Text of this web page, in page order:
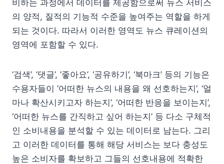
비하는 과정에서 데이터를 제공함으로써 뉴스 서비스
의 양적, 질적의 기능적 수준을 높여주는 역할을 하게
되는 것이다. 따라서 이러한 영역도 뉴스 큐레이션의
영역에 포함할 수 있다.
‘검색’, ‘댓글’, ‘좋아요’, ‘공유하기’, ‘북마크’ 등의 기능은
수용자들이 ‘어떠한 뉴스의 내용을 왜 선호하는지’, ‘얼
마나 확산시키고자 하는지’, ‘어떠한 반응을 보이는지’,
‘어떠한 뉴스를 간직하고 싶어 하는지’ 등 다소 구체적
인 소비내용을 분석할 수 있는 데이터로 남는다. 그리
고 이러한 데이터를 통해 해당 서비스는 보다 충성도
높은 소비자를 확보하고 그들의 선호내용에 적확한